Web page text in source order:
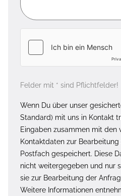
Felder mit * sind Pflichtfelder!
Wenn Du über unser
Standard) mit uns in Kontakt
Eingaben zusammen mit den
Kontaktdaten zur
Postfach gespeichert. Diese
nicht weitergegeben und nur
sie zur Bearbeitung der
Weitere Informationen